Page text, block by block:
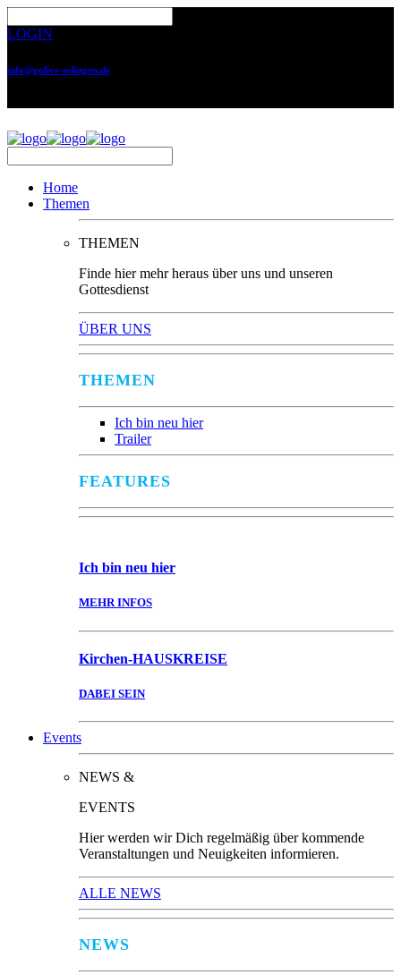
LOGIN
info@golive-solingen.de
Home
Themen
THEMEN
Finde hier mehr heraus über uns und unseren
Gottesdienst
ÜBER UNS
THEMEN
Ich bin neu hier
Trailer
FEATURES
Ich bin neu hier
MEHR INFOS
Kirchen-HAUSKREISE
DABEI SEIN
Events
NEWS &
EVENTS
Hier werden wir Dich regelmäßig über kommende
Veranstaltungen und Neuigkeiten informieren.
ALLE NEWS
NEWS